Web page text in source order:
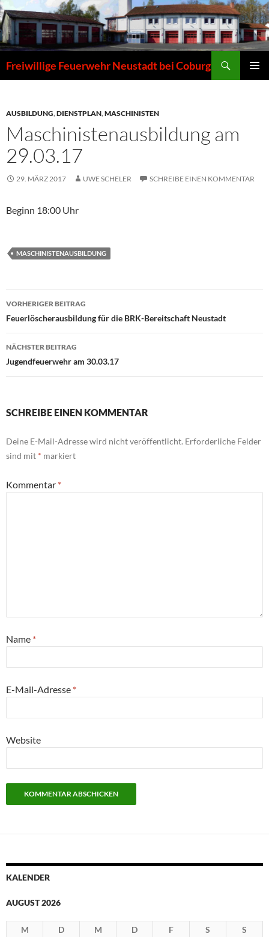
Zum
Inhalt
springen
Freiwillige Feuerwehr Neustadt bei Coburg
AUSBILDUNG,DIENSTPLAN,MASCHINISTEN
Maschinistenausbildung am
29.03.17
29. MÄRZ 2017 UWE SCHELER SCHREIBE EINEN KOMMENTAR
Beginn 18:00 Uhr
MASCHINISTENAUSBILDUNG
Beitragsnavigation
VORHERIGER BEITRAG
Feuerlöscherausbildung für die BRK-Bereitschaft Neustadt
NÄCHSTER BEITRAG
Jugendfeuerwehr am 30.03.17
SCHREIBE EINEN KOMMENTAR
Deine E-Mail-Adresse wird nicht veröffentlicht. Erforderliche Felder
sind mit * markiert
Kommentar *
Name *
E-Mail-Adresse *
Website
KALENDER
AUGUST 2026
M D M D F S S